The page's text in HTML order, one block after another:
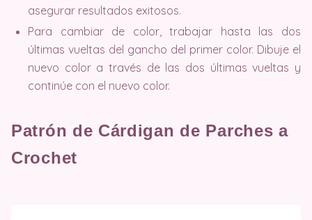
asegurar resultados exitosos.
Para cambiar de color, trabajar hasta las dos
últimas vueltas del gancho del primer color. Dibuje el
nuevo color a través de las dos últimas vueltas y
continúe con el nuevo color.
Patrón de Cárdigan de Parches a
Crochet